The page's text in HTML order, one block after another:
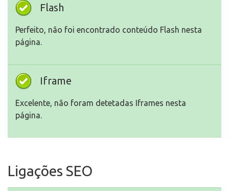
Flash
Perfeito, não foi encontrado conteúdo Flash nesta
página.
Iframe
Excelente, não foram detetadas Iframes nesta
página.
Ligações SEO